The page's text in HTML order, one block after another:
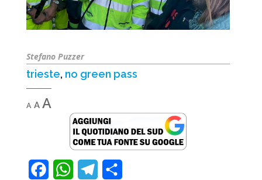
Stefano Puzzer
trieste, no green pass
A
Decrease
font
A
Reset
font
AIncrease
font
size.
W